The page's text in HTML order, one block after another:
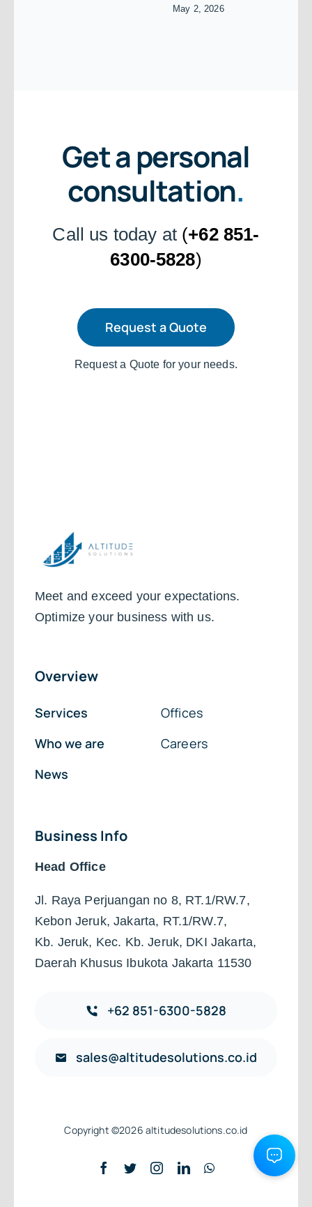
May 2, 2026
Get a personal
consultation.
Call us today at (+62 851-
6300-5828)
Request a Quote
Request a Quote for your needs.
Meet and exceed your expectations.
Optimize your business with us.
Overview
Services
Who we are
News
Offices
Careers
Business Info
Head Office
Jl. Raya Perjuangan no 8, RT.1/RW.7,
Kebon Jeruk, Jakarta, RT.1/RW.7,
Kb. Jeruk, Kec. Kb. Jeruk, DKI Jakarta,
Daerah Khusus Ibukota Jakarta 11530
+62 851-6300-5828
sales@altitudesolutions.co.id
Copyright ©2026 altitudesolutions.co.id